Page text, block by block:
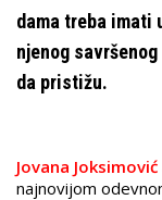
dama treba imati
njenog
da pristižu.
Jovana Joksimović
najnovijom